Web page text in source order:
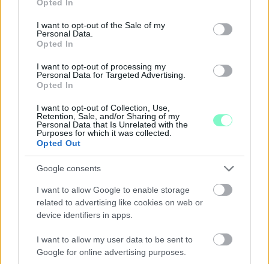
use your data for below specified purposes in below Google
consent section.
Opted In
I want to opt-out of the Sale of my
Personal Data.
Opted In
I want to opt-out of processing my
Personal Data for Targeted Advertising.
Opted In
I want to opt-out of Collection, Use,
Retention, Sale, and/or Sharing of my
Personal Data that Is Unrelated with the
Purposes for which it was collected.
Opted Out
Google consents
I want to allow Google to enable storage
related to advertising like cookies on web or
device identifiers in apps.
I want to allow my user data to be sent to
Google for online advertising purposes.
ÖRÖMHÍR: TÍZ ÉVE NEM VOLT ILYEN ALACSONY AZ
INFLÁCIÓ MAGYARORSZÁGON
összevetésben a fogyasztói árak, miközben az élelmiszerek ára
már csökkent.